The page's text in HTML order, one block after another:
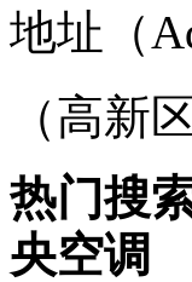
地址（
（高新
热门搜
央空调